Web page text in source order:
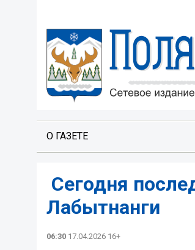
О ГАЗЕТЕ
Сегодня
Лабытнанги
06:30 17.04.2026 16+